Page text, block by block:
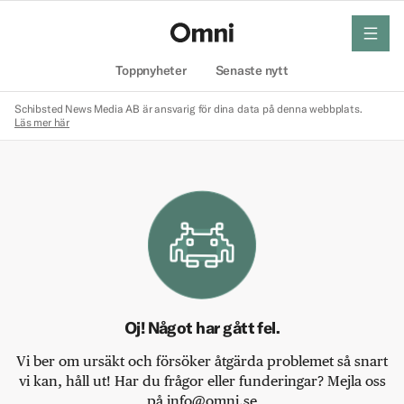
Toppnyheter Senaste nytt
meny
Schibsted News Media AB är ansvarig för dina data på denna webbplats.
Läs mer här
Oj! Något har gått fel.
Vi ber om ursäkt och försöker åtgärda problemet så snart
vi kan, håll ut! Har du frågor eller funderingar? Mejla oss